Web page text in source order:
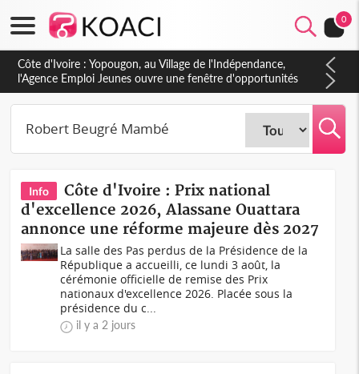
0
Côte d'Ivoire : CHU de Treichville, après la fronde, les agents
contractuels obtiennent un accord avec la direction sur les
arriérés du SMIG 2023
Info
Côte d'Ivoire : Prix national
d'excellence 2026, Alassane Ouattara
annonce une réforme majeure dès 2027
La salle des Pas perdus de la Présidence de la
République a accueilli, ce lundi 3 août, la
cérémonie officielle de remise des Prix
nationaux d'excellence 2026. Placée sous la
présidence du c...
il y a 2 jours